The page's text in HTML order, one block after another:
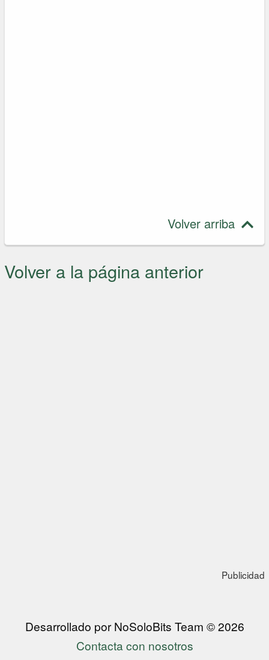
Volver arriba
Volver a la página anterior
Publicidad
Desarrollado por NoSoloBits Team © 2026
Contacta con nosotros